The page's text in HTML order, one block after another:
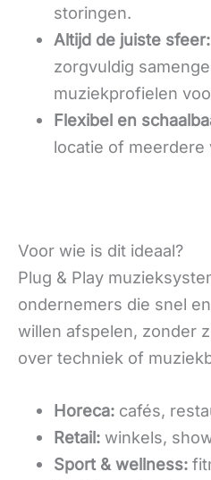
storingen.
Altijd de juiste sfeer:
zorgvuldig
muziekprofielen
Flexibel en
locatie of meerdere
Voor wie is dit ideaal?
Plug & Play
ondernemers die snel
willen afspelen, zonder
over techniek of
Horeca: cafés,
Retail: winkels,
Sport & wellness: